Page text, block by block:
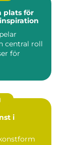
plats för
central roll
för
i